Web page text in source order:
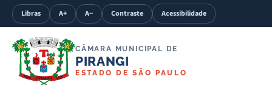
Libras A+ A− Contraste Acessibilidade
CÂMARA MUNICIPAL DE
PIRANGI
ESTADO DE SÃO PAULO